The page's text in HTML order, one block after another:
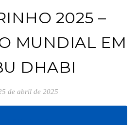
2025 –
MUNDIAL EM
DHABI
de abril de 2025